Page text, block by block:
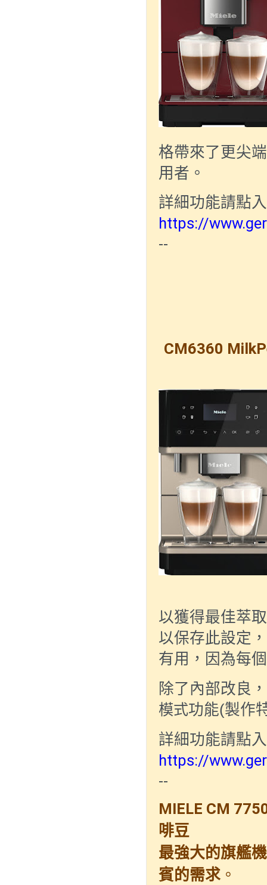
格帶來了更尖
用者。
詳細功能請點
https://
--
CM6360
以獲得最佳萃
以保存此設定
有用，因為每
除了內部改良，
模式功能(製作
詳細功能請點
https://
--
MIELE CM
啡豆
最強大的旗艦機
賓的需求 。